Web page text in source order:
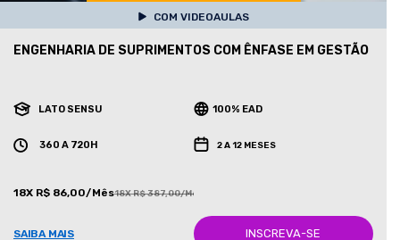
COM VIDEOAULAS
ENGENHARIA DE SUPRIMENTOS COM ÊNFASE EM GESTÃO
LATO SENSU 100% EAD
360 A 720H 2 A 12 MESES
18X R$ 86,00/Mês18X R$ 387,00/Mês
SAIBA MAIS INSCREVA-SE